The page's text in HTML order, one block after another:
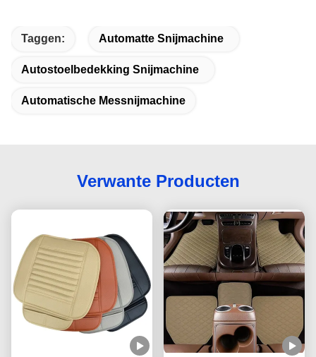
Taggen: Automatte Snijmachine
Autostoelbedekking Snijmachine
Automatische Messnijmachine
Verwante Producten